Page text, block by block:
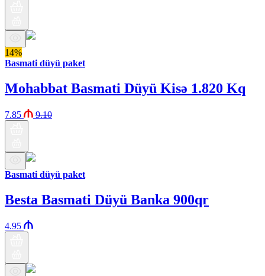
14%
Basmati düyü paket
Mohabbat Basmati Düyü Kisə 1.820 Kq
7.85 9.10
Basmati düyü paket
Besta Basmati Düyü Banka 900qr
4.95